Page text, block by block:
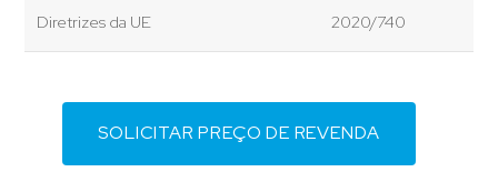
Diretrizes da UE 2020/740
SOLICITAR PREÇO DE REVENDA